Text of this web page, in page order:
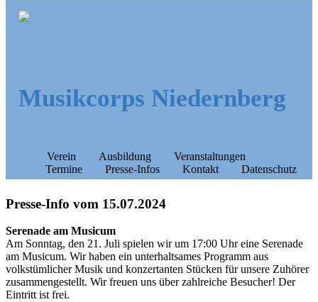
Musikcorps Niedernberg
Verein Ausbildung
Veranstaltungen
Termine
Presse-Infos Kontakt Datenschutz
Presse-Info vom 15.07.2024
Serenade am Musicum
Am Sonntag, den 21. Juli spielen wir um 17:00 Uhr eine Serenade
am Musicum. Wir haben ein unterhaltsames Programm aus
volkstümlicher Musik und konzertanten Stücken für unsere Zuhörer
zusammengestellt. Wir freuen uns über zahlreiche Besucher! Der
Eintritt ist frei.